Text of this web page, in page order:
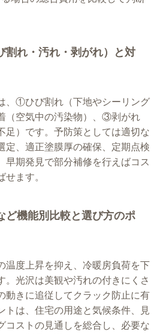
割れ・汚れ・剥がれ）と対
、①ひび割れ（下地やシーリング
（空気中の汚染物）、③剥がれ
足）です。予防策としては適切な
定、適正塗膜厚の確保、定期点検
早期発見で部分補修を行えばコス
せます。
ど機能別比較と選び方のポ
温度上昇を抑え、冷暖房負荷を下
。光沢は美観や汚れの付きにくさ
動きに追従してクラック防止に有
トは、住宅の用途と気候条件、見
コストの見通しを総合し、必要な